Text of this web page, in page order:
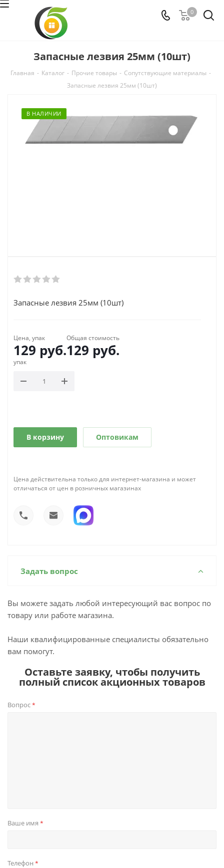
0
Запасные лезвия 25мм (10шт)
Главная - Каталог - Прочие товары - Сопутствующие материалы -
Запасные лезвия 25мм (10шт)
В НАЛИЧИИ
Запасные лезвия 25мм (10шт)
Цена, упак
129 руб.
Общая стоимость
129 руб.
упак
В корзину Оптовикам
Цена действительна только для интернет-магазина и может
отличаться от цен в розничных магазинах
Задать вопрос
Вы можете задать любой интересующий вас вопрос по
товару или работе магазина.
Наши квалифицированные специалисты обязательно
вам помогут.
Оставьте заявку, чтобы получить
полный список акционных товаров
Вопрос*
Ваше имя *
Телефон *